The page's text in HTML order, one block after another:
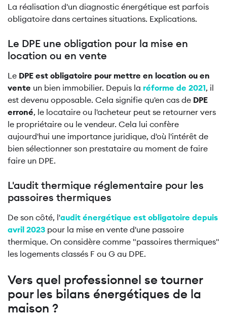
La réalisation d'un diagnostic énergétique est parfois
obligatoire dans certaines situations. Explications.
Le DPE une obligation pour la mise en
location ou en vente
Le DPE est obligatoire pour mettre en location ou en
vente un bien immobilier. Depuis la réforme de 2021, il
est devenu opposable. Cela signifie qu'en cas de DPE
erroné, le locataire ou l'acheteur peut se retourner vers
le propriétaire ou le vendeur. Cela lui confère
aujourd'hui une importance juridique, d'où l'intérêt de
bien sélectionner son prestataire au moment de faire
faire un DPE.
L'audit thermique réglementaire pour les
passoires thermiques
De son côté, l'audit énergétique est obligatoire depuis
avril 2023 pour la mise en vente d'une passoire
thermique. On considère comme "passoires thermiques"
les logements classés F ou G au DPE.
Vers quel professionnel se tourner
pour les bilans énergétiques de la
maison ?